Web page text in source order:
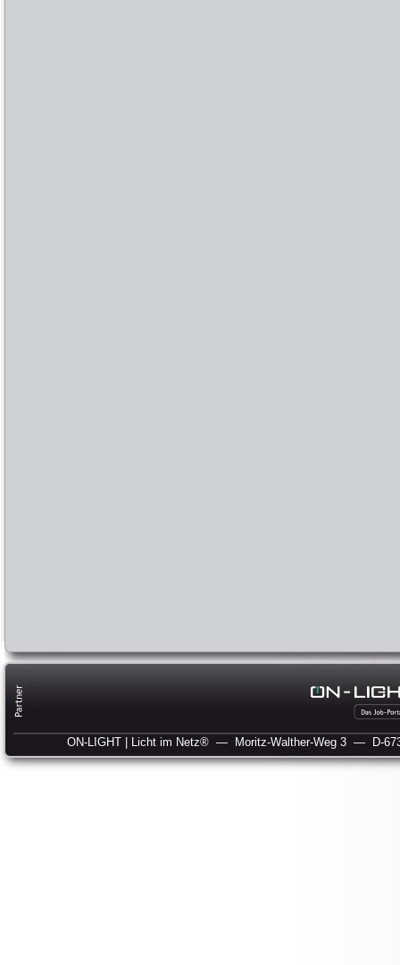
ON-LIGHT | Licht im Netz® — Moritz-Walther-Weg 3 — D-